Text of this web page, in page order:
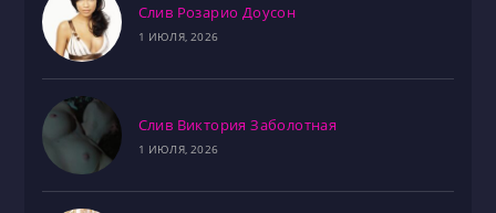
Слив Розарио Доусон
1 ИЮЛЯ, 2026
Слив Виктория Заболотная
1 ИЮЛЯ, 2026